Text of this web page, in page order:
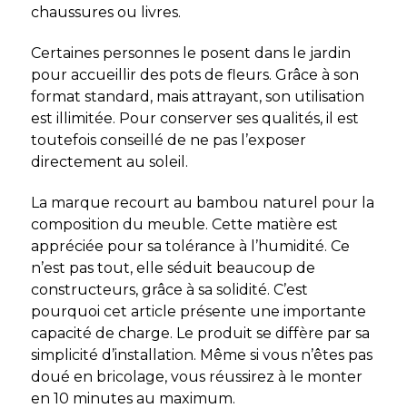
chaussures ou livres.
Certaines personnes le posent dans le jardin
pour accueillir des pots de fleurs. Grâce à son
format standard, mais attrayant, son utilisation
est illimitée. Pour conserver ses qualités, il est
toutefois conseillé de ne pas l’exposer
directement au soleil.
La marque recourt au bambou naturel pour la
composition du meuble. Cette matière est
appréciée pour sa tolérance à l’humidité. Ce
n’est pas tout, elle séduit beaucoup de
constructeurs, grâce à sa solidité. C’est
pourquoi cet article présente une importante
capacité de charge. Le produit se diffère par sa
simplicité d’installation. Même si vous n’êtes pas
doué en bricolage, vous réussirez à le monter
en 10 minutes au maximum.